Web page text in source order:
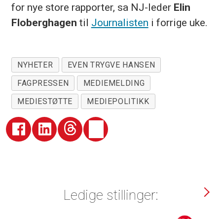
for nye store rapporter, sa NJ-leder Elin
Floberghagen til Journalisten i forrige uke.
NYHETER
EVEN TRYGVE HANSEN
FAGPRESSEN
MEDIEMELDING
MEDIESTØTTE
MEDIEPOLITIKK
Ledige stillinger: